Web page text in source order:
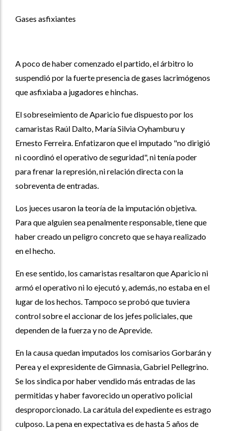
Gases asfixiantes
A poco de haber comenzado el partido, el árbitro lo
suspendió por la fuerte presencia de gases lacrimógenos
que asfixiaba a jugadores e hinchas.
El sobreseimiento de Aparicio fue dispuesto por los
camaristas Raúl Dalto, María Silvia Oyhamburu y
Ernesto Ferreira. Enfatizaron que el imputado "no dirigió
ni coordinó el operativo de seguridad", ni tenía poder
para frenar la represión, ni relación directa con la
sobreventa de entradas.
Los jueces usaron la teoría de la imputación objetiva.
Para que alguien sea penalmente responsable, tiene que
haber creado un peligro concreto que se haya realizado
en el hecho.
En ese sentido, los camaristas resaltaron que Aparicio ni
armó el operativo ni lo ejecutó y, además, no estaba en el
lugar de los hechos. Tampoco se probó que tuviera
control sobre el accionar de los jefes policiales, que
dependen de la fuerza y no de Aprevide.
En la causa quedan imputados los comisarios Gorbarán y
Perea y el expresidente de Gimnasia, Gabriel Pellegrino.
Se los sindica por haber vendido más entradas de las
permitidas y haber favorecido un operativo policial
desproporcionado. La carátula del expediente es estrago
culposo. La pena en expectativa es de hasta 5 años de